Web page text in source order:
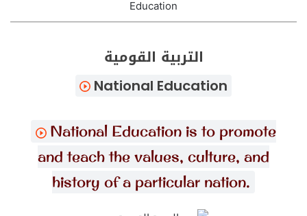
التربية القومية
National Education
National Education is to promote
and teach the values, culture, and
history of a particular nation.